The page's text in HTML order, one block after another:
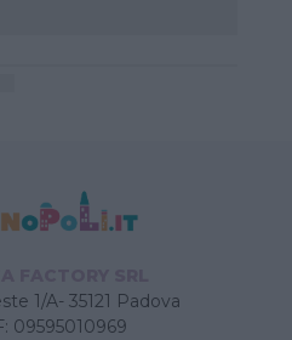
1/A- 35121 Padova
09595010969